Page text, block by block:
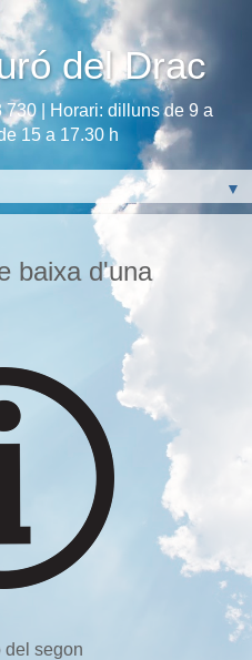
del Drac
| Horari: dilluns de 9 a
15 a 17.30 h
▼
baixa d'una
del segon